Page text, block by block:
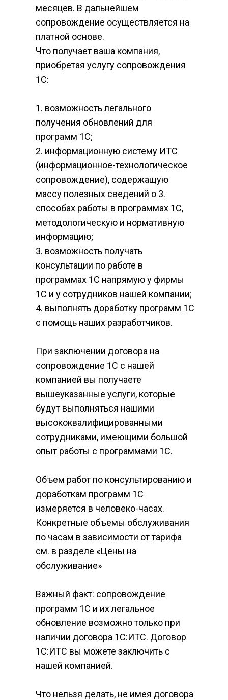
месяцев. В дальнейшем
сопровождение осуществляется на
платной основе.
Что получает ваша компания,
приобретая услугу сопровождения
1С:
1. возможность легального
получения обновлений для
программ 1С;
2. информационную систему ИТС
(информационное-технологическое
сопровождение), содержащую
массу полезных сведений о 3.
способах работы в программах 1С,
методологическую и нормативную
информацию;
3. возможность получать
консультации по работе в
программах 1С напрямую у фирмы
1С и у сотрудников нашей компании;
4. выполнять доработку программ 1С
с помощь наших разработчиков.
При заключении договора на
сопровождение 1С с нашей
компанией вы получаете
вышеуказанные услуги, которые
будут выполняться нашими
высококвалифицированными
сотрудниками, имеющими большой
опыт работы с программами 1С.
Объем работ по консультированию и
доработкам программ 1С
измеряется в человеко-часах.
Конкретные объемы обслуживания
по часам в зависимости от тарифа
см. в разделе «Цены на
обслуживание»
Важный факт: сопровождение
программ 1С и их легальное
обновление возможно только при
наличии договора 1С:ИТС. Договор
1С:ИТС вы можете заключить с
нашей компанией.
Что нельзя делать, не имея договора